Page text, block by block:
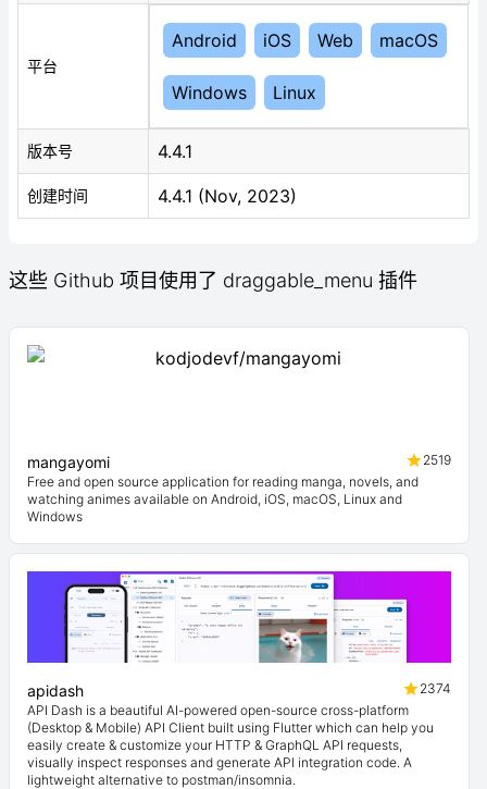
平台
Android iOS Web macOS
Windows Linux
版本号 4.4.1
创建时间 4.4.1 (Nov, 2023)
这些 Github 项目使用了 draggable_menu 插件
mangayomi
2519
Free and open source application for reading manga, novels, and
watching animes available on Android, iOS, macOS, Linux and
Windows
apidash
2374
API Dash is a beautiful AI-powered open-source cross-platform
(Desktop & Mobile) API Client built using Flutter which can help you
easily create & customize your HTTP & GraphQL API requests,
visually inspect responses and generate API integration code. A
lightweight alternative to postman/insomnia.